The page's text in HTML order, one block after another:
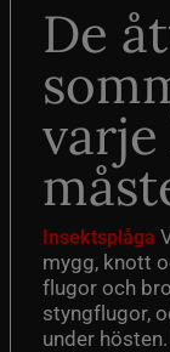
De
varje
Insektsplåga
mygg, knott
flugor och
styngflugor,
under